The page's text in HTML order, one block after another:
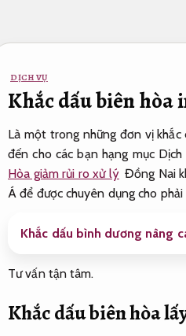
DỊCH VỤ
Khắc dấu biên hòa
Là một trong những đơn vị khắc
đến cho các bạn hạng mục
Hòa giảm rủi ro xử lý Đồng Nai
Á để được chuyên dụng cho phải
Khắc dấu bình dương nâng
Tư vấn tận tâm.
Khắc dấu biên hòa